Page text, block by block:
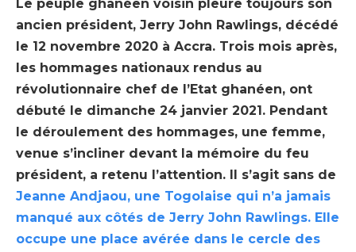
Le peuple ghanéen voisin pleure toujours son
ancien président, Jerry John Rawlings, décédé
le 12 novembre 2020 à Accra. Trois mois après,
les hommages nationaux rendus au
révolutionnaire chef de l’Etat ghanéen, ont
débuté le dimanche 24 janvier 2021. Pendant
le déroulement des hommages, une femme,
venue s’incliner devant la mémoire du feu
président, a retenu l’attention. Il s’agit sans de
Jeanne Andjaou, une Togolaise qui n’a jamais
manqué aux côtés de Jerry John Rawlings. Elle
occupe une place avérée dans le cercle des